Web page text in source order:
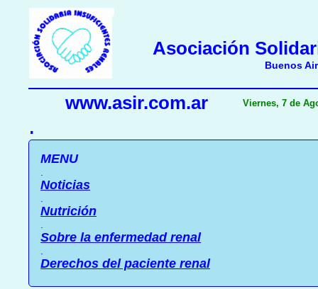
Asociación
Buenos
www.asir.com.ar Viernes, 7 de
.
MENU
Noticias
Nutrición
Sobre la enfermedad renal
Derechos del paciente renal